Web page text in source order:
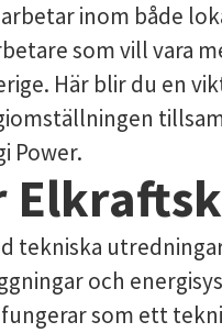
inom både
som vill vara
Här blir du en
Power.
tekniska
och
som ett